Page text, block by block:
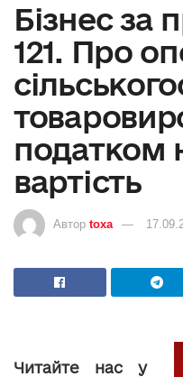
Бізнес за
121. Про
податком
вартість
Автор toxa
Читайте нас у